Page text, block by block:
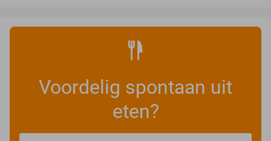
Voordelig spontaan uit
eten?